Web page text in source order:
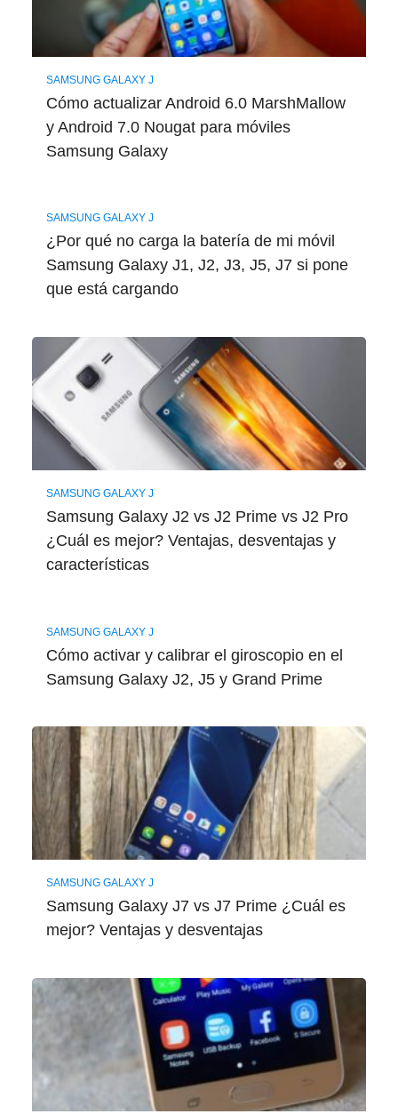
SAMSUNG GALAXY J
Cómo actualizar Android 6.0 MarshMallow
y Android 7.0 Nougat para móviles
Samsung Galaxy
SAMSUNG GALAXY J
¿Por qué no carga la batería de mi móvil
Samsung Galaxy J1, J2, J3, J5, J7 si pone
que está cargando
SAMSUNG GALAXY J
Samsung Galaxy J2 vs J2 Prime vs J2 Pro
¿Cuál es mejor? Ventajas, desventajas y
características
SAMSUNG GALAXY J
Cómo activar y calibrar el giroscopio en el
Samsung Galaxy J2, J5 y Grand Prime
SAMSUNG GALAXY J
Samsung Galaxy J7 vs J7 Prime ¿Cuál es
mejor? Ventajas y desventajas